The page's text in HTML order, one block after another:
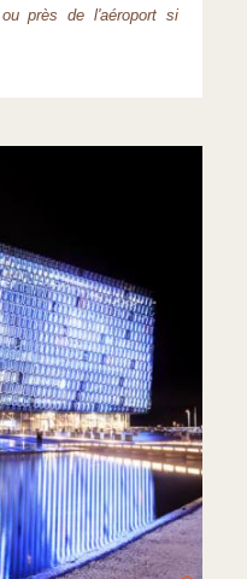
près de l'aéroport si